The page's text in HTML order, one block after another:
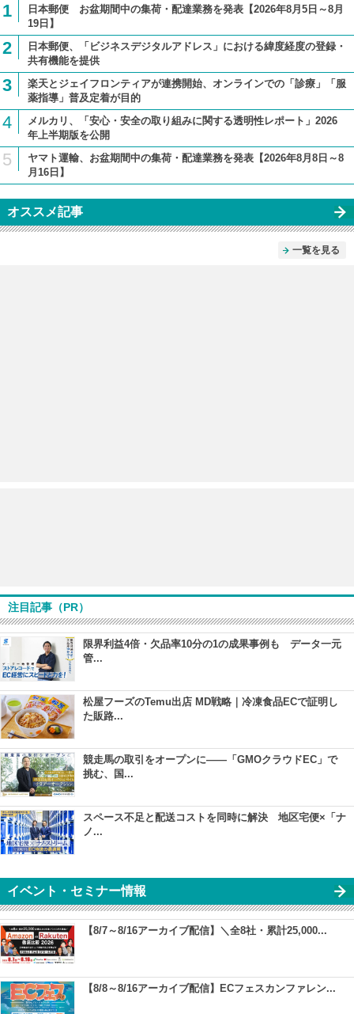
1
日本郵便 お盆期間中の集荷・配達業務を発表【2026年8月5日～8月
19日】
2
日本郵便、「ビジネスデジタルアドレス」における緯度経度の登録・
共有機能を提供
3
楽天とジェイフロンティアが連携開始、オンラインでの「診療」「服
薬指導」普及定着が目的
4
メルカリ、「安心・安全の取り組みに関する透明性レポート」2026
年上半期版を公開
5
ヤマト運輸、お盆期間中の集荷・配達業務を発表【2026年8月8日～8
月16日】
オススメ記事
一覧を見る
注目記事（PR）
限界利益4倍・欠品率10分の1の成果事例も データ一元
管...
松屋フーズのTemu出店 MD戦略｜冷凍食品ECで証明し
た販路...
競走馬の取引をオープンに――「GMOクラウドEC」で
挑む、国...
スペース不足と配送コストを同時に解決 地区宅便×「ナ
ノ...
イベント・セミナー情報
【8/7～8/16アーカイブ配信】＼全8社・累計25,000...
【8/8～8/16アーカイブ配信】ECフェスカンファレン...